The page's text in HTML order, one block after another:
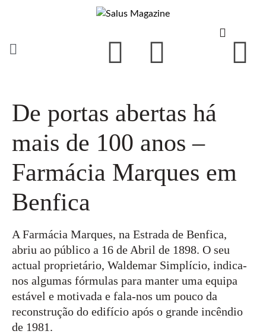
De portas abertas há
mais de 100 anos –
Farmácia Marques em
Benfica
A Farmácia Marques, na Estrada de Benfica,
abriu ao público a 16 de Abril de 1898. O seu
actual proprietário, Waldemar Simplício, indica-
nos algumas fórmulas para manter uma equipa
estável e motivada e fala-nos um pouco da
reconstrução do edifício após o grande incêndio
de 1981.